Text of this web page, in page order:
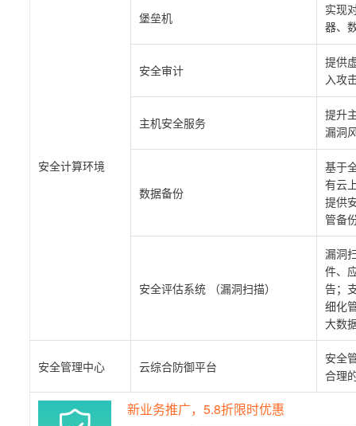
安全计算环境
堡垒机
实现
器、
安全审计
提供
入攻
主机安全服务
提升
漏洞
数据备份
基于
有云
提供
管备
安全评估系统 （漏洞扫描）
漏洞
件、
告；
细化
大数
安全管理中心 云综合防御平台
安全
合理
新业务推广，5.8折限时优惠